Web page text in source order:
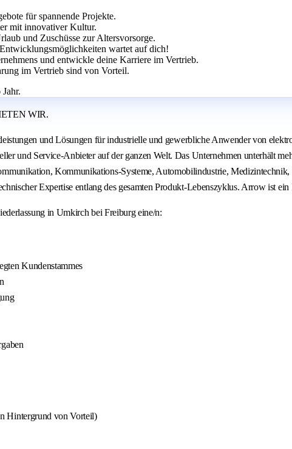
für spannende Projekte.
mit innovativer Kultur.
und Zuschüsse zur Altersvorsorge.
wartet auf dich!
und entwickle deine Karriere im Vertrieb.
im Vertrieb sind von Vorteil.
WIR.
und Lösungen für industrielle und gewerbliche Anwender von
und Service-Anbieter auf der ganzen Welt. Das Unternehmen unterhält
Kommunikations-Systeme, Automobilindustrie,
Expertise entlang des gesamten Produkt-Lebenszyklus. Arrow ist
in Umkirch bei Freiburg eine/n:
Kundenstammes
Hintergrund von Vorteil)